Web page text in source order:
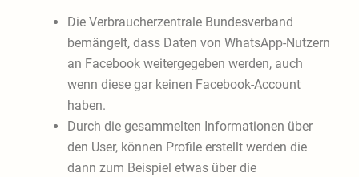
Die Verbraucherzentrale Bundesverband
bemängelt, dass Daten von WhatsApp-Nutzern
an Facebook weitergegeben werden, auch
wenn diese gar keinen Facebook-Account
haben.
Durch die gesammelten Informationen über
den User, können Profile erstellt werden die
dann zum Beispiel etwas über die